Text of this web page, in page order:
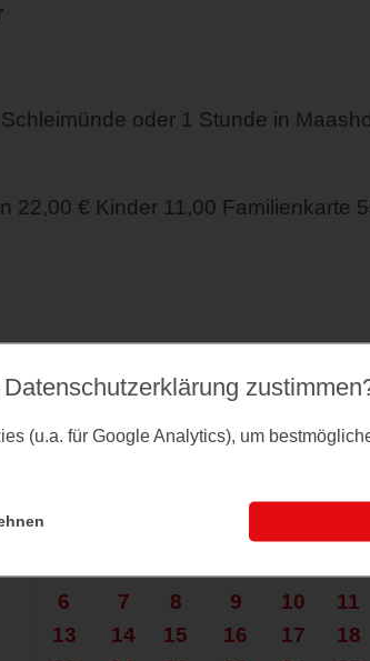
oder 1 Stunde in
22,00 € Kinder 11,00 Familienkarte
Juli 2026
Do.
6
7 8 9 10 11
13
14 15 16 17 18
(u.a. für Google Analytics), um